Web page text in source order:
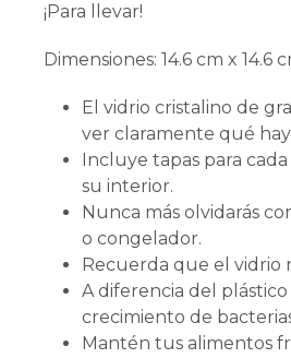
¡Para llevar!
Dimensiones: 14.6 cm x 14.6
El vidrio cristalino de
ver claramente qué
Incluye tapas para
su interior.
Nunca más olvidarás
o congelador.
Recuerda que el vidrio
A diferencia del
crecimiento de
Mantén tus alimentos